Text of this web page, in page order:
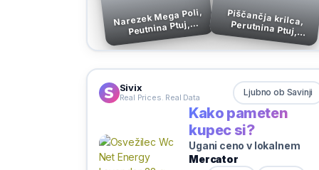
Narezek Mega Poli,
Peutnina Ptuj,
pakirano, 250 g
Piščančja krilca,
Perutnina Ptuj, zamrznjeno, 750 g
Sivix
Real Prices. Real Data Ljubno ob Savinji
Kako pameten
kupec si?
Ugani ceno v lokalnem
Mercator